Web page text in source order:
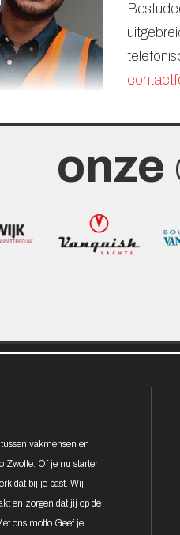
onze
vakmensen en
Zwolle. Of je nu starter
dat bij je past. Wij
en zorgen dat jij op de
ons motto Geef je